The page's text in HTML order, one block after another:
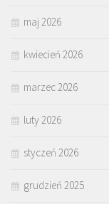
maj 2026
kwiecień 2026
marzec 2026
luty 2026
styczeń 2026
grudzień 2025